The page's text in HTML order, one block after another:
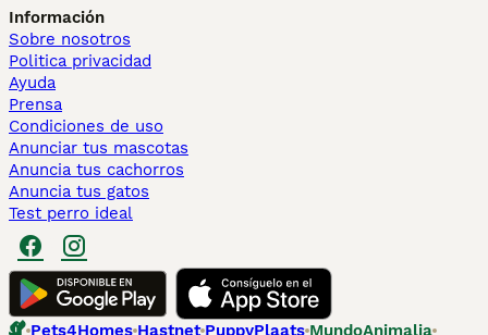
Información
Sobre nosotros
Politica privacidad
Ayuda
Prensa
Condiciones de uso
Anunciar tus mascotas
Anuncia tus cachorros
Anuncia tus gatos
Test perro ideal